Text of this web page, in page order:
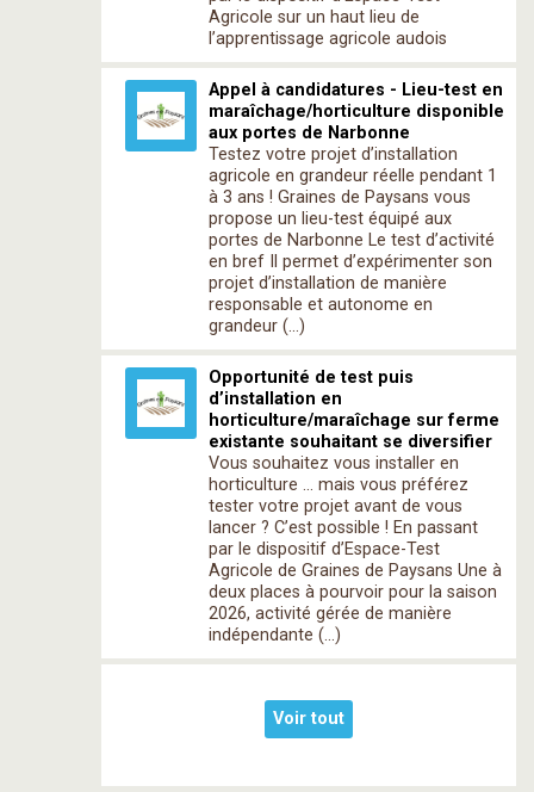
Agricole sur un haut lieu de
l’apprentissage agricole audois
Appel à candidatures - Lieu-test en
maraîchage/horticulture disponible
aux portes de Narbonne
Testez votre projet d’installation
agricole en grandeur réelle pendant 1
à 3 ans ! Graines de Paysans vous
propose un lieu-test équipé aux
portes de Narbonne Le test d’activité
en bref Il permet d’expérimenter son
projet d’installation de manière
responsable et autonome en
grandeur (…)
Opportunité de test puis
d’installation en
horticulture/maraîchage sur ferme
existante souhaitant se diversifier
Vous souhaitez vous installer en
horticulture … mais vous préférez
tester votre projet avant de vous
lancer ? C’est possible ! En passant
par le dispositif d’Espace-Test
Agricole de Graines de Paysans Une à
deux places à pourvoir pour la saison
2026, activité gérée de manière
indépendante (…)
Voir tout